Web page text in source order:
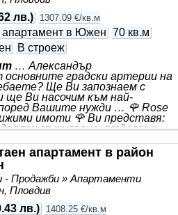
лв.)
1307.09 €/кв.м
апартамент в Южен 70 кв.м
В строеж
… Александър
градски артерии на
Ще Ви запознаем с
ще Ви насочим към най-
Вашите нужди … 🌹 Rose
имоти 🌹 Ви представя:
за живеене, отдаване
- Разположен на бул. „ *** .
площи и детска площадка,
за почивка и семейно
на 100% чрез
апартамент в район
Продажби » Апартаменти
Пловдив
лв.)
1408.25 €/кв.м